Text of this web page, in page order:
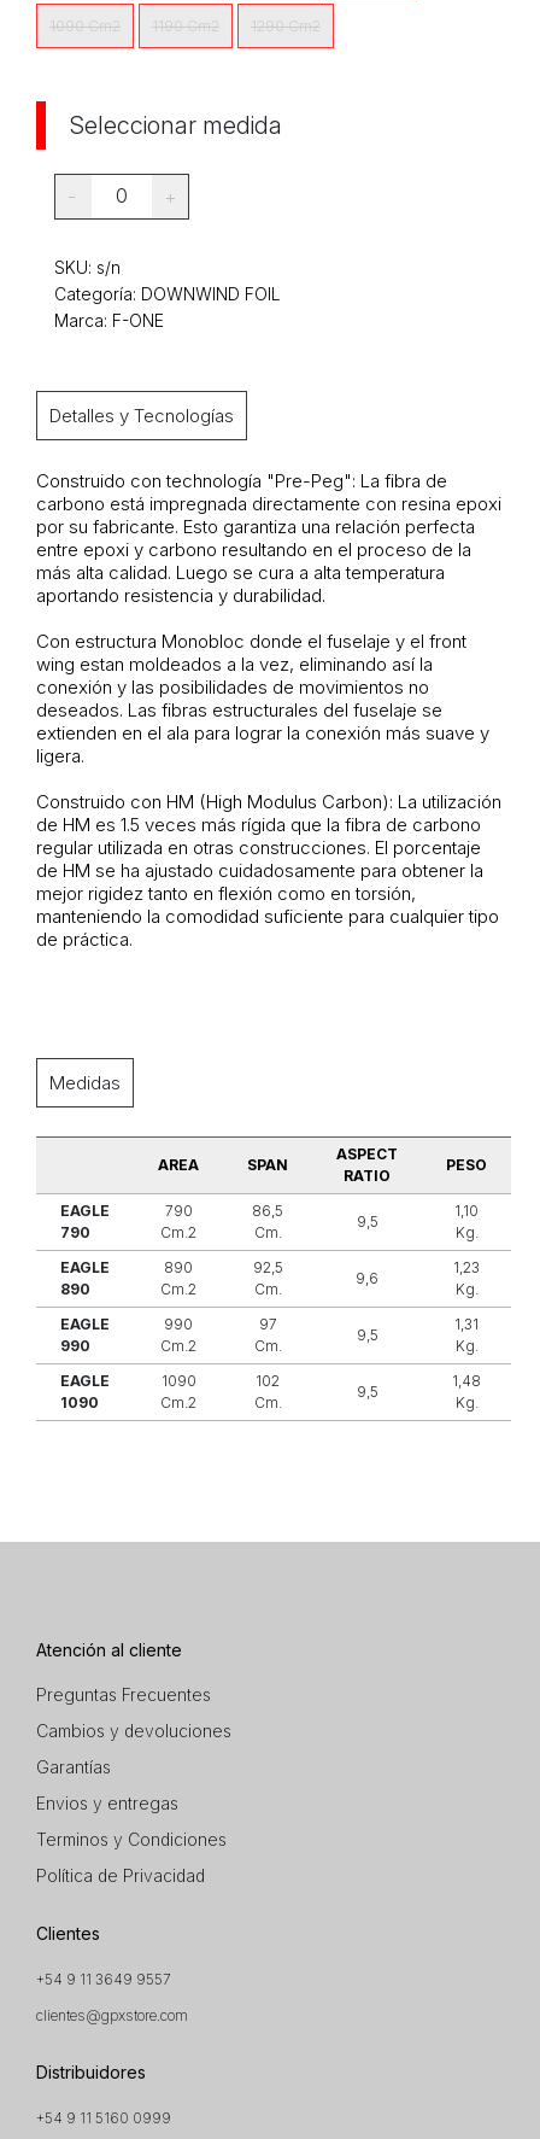
1090 Cm2 1190 Cm2 1290 Cm2
Seleccionar medida
- 0 +
SKU: s/n
Categoría: DOWNWIND FOIL
Marca: F-ONE
Detalles y Tecnologías
Construido con technología "Pre-Peg": La fibra de
carbono está impregnada directamente con resina epoxi
por su fabricante. Esto garantiza una relación perfecta
entre epoxi y carbono resultando en el proceso de la
más alta calidad. Luego se cura a alta temperatura
aportando resistencia y durabilidad.
Con estructura Monobloc donde el fuselaje y el front
wing estan moldeados a la vez, eliminando así la
conexión y las posibilidades de movimientos no
deseados. Las fibras estructurales del fuselaje se
extienden en el ala para lograr la conexión más suave y
ligera.
Construido con HM (High Modulus Carbon): La utilización
de HM es 1.5 veces más rígida que la fibra de carbono
regular utilizada en otras construcciones. El porcentaje
de HM se ha ajustado cuidadosamente para obtener la
mejor rigidez tanto en flexión como en torsión,
manteniendo la comodidad suficiente para cualquier tipo
de práctica.
Medidas
AREA SPAN
ASPECT
RATIO
PESO
EAGLE
790
790
Cm.2
86,5
Cm.
9,5
1,10
Kg.
EAGLE
890
890
Cm.2
92,5
Cm.
9,6
1,23
Kg.
EAGLE
990
990
Cm.2
97
Cm.
9,5
1,31
Kg.
EAGLE
1090
1090
Cm.2
102
Cm.
9,5
1,48
Kg.
Atención al cliente
Preguntas Frecuentes
Cambios y devoluciones
Garantías
Envios y entregas
Terminos y Condiciones
Política de Privacidad
Clientes
+54 9 11 3649 9557
clientes@gpxstore.com
Distribuidores
+54 9 11 5160 0999